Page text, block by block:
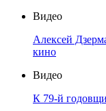
Видео
Алексей
кино
Видео
К 79-й